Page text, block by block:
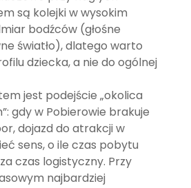
są kolejki w wysokim
bodźców (głośne
światło), dlatego warto
dziecka, a nie do ogólnej
jest podejście „okolica
gdy w Pobierowie brakuje
dojazd do atrakcji w
sens, o ile czas pobytu
czas logistyczny. Przy
najbardziej